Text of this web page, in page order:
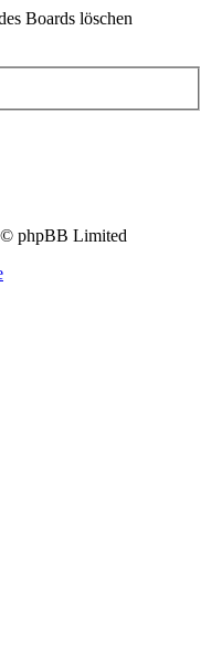
Boards löschen
phpBB Limited